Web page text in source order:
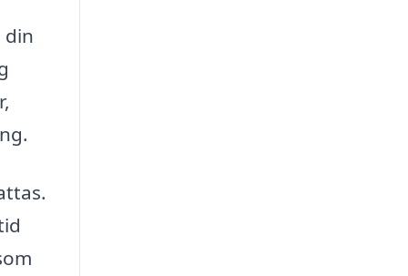
din